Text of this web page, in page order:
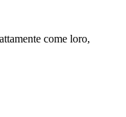
come loro,